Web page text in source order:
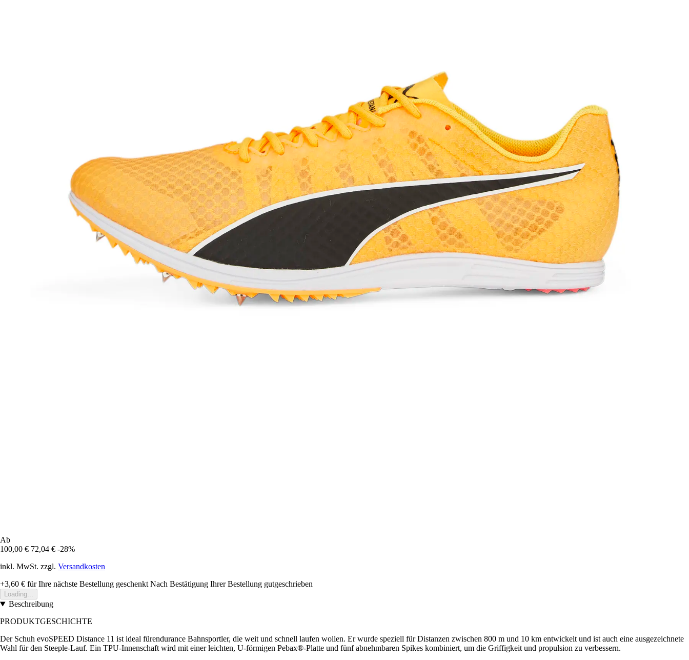
Ab
100,00 € 72,04 € -28%
inkl. MwSt. zzgl. Versandkosten
+3,60 € für Ihre nächste Bestellung geschenkt Nach Bestätigung Ihrer Bestellung gutgeschrieben
Loading...
Beschreibung
PRODUKTGESCHICHTE
Der Schuh evoSPEED Distance 11 ist ideal fürendurance Bahnsportler, die weit und schnell laufen wollen. Er wurde speziell für Distanzen zwischen 800 m und 10 km entwickelt und ist auch eine ausgezeichnete
Wahl für den Steeple-Lauf. Ein TPU-Innenschaft wird mit einer leichten, U-förmigen Pebax®-Platte und fünf abnehmbaren Spikes kombiniert, um die Griffigkeit und propulsion zu verbessern.